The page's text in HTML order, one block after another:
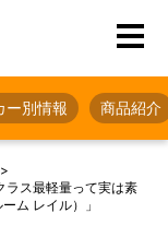
ー別情報 商品紹介
ラス最軽量って実は素
ム レイル）」